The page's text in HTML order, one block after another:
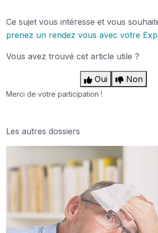
Ce sujet vous intéresse et vous
prenez un rendez vous avec votre
Vous avez trouvé cet article utile ?
Oui Non
Merci de votre participation !
Les autres dossiers